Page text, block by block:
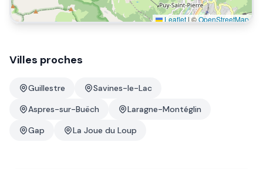
Leaflet | ©OpenStreetMap
Villes proches
Guillestre
Savines-le-Lac
Aspres-sur-Buëch
Laragne-Montéglin
Gap
La Joue du Loup